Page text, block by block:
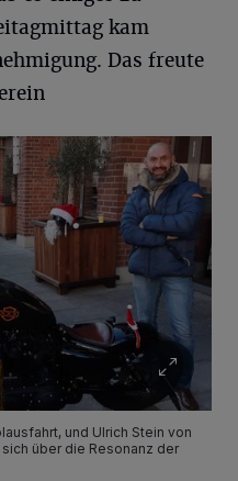
kam
Das freute
und Ulrich Stein von
über die Resonanz der